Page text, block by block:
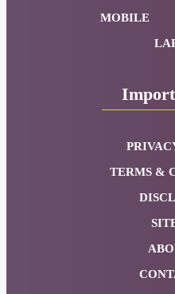
MOBILE
TERMS &